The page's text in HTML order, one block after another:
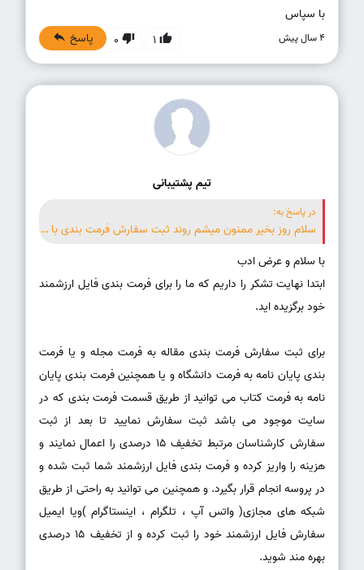
با سپاس
4 سال پیش 1
0 پاسخ
تیم پشتیبانی
در پاسخ به:
سلام روز بخیر ممنون میشم روند ثبت سفارش فرمت بندی با تخفیف را بفرمایید.
ابتدا نهایت تشکر را داریم که ما را برای فرمت بندی فایل ارزشمند
برای ثبت سفارش فرمت بندی مقاله به فرمت مجله و یا فرمت
بندی پایان نامه به فرمت دانشگاه و یا همچنین فرمت بندی پایان
نامه به فرمت کتاب می توانید از طریق قسمت فرمت بندی که در
سایت موجود می باشد ثبت سفارش نمایید تا بعد از ثبت
سفارش کارشناسان مرتبط تخفیف 15 درصدی را اعمال نمایند و
هزینه را واریز کرده و فرمت بندی فایل ارزشمند شما ثبت شده و
در پروسه انجام قرار بگیرد. و همچنین می توانید به راحتی از طریق
شبکه های مجازی( واتس آپ ، تلگرام ، اینستاگرام )ویا ایمیل
سفارش فایل ارزشمند خود را ثبت کرده و از تخفیف 15 درصدی